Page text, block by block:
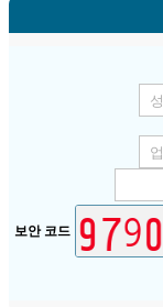
보안 코드